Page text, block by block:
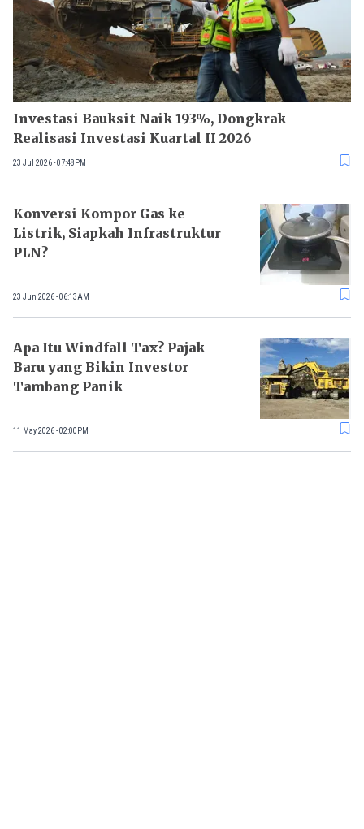
Investasi Bauksit Naik 193%, Dongkrak
Realisasi Investasi Kuartal II 2026
23 Jul 2026 - 07:48PM
Konversi Kompor Gas ke
Listrik, Siapkah Infrastruktur
PLN?
23 Jun 2026 - 06:13AM
Apa Itu Windfall Tax? Pajak
Baru yang Bikin Investor
Tambang Panik
11 May 2026 - 02:00PM